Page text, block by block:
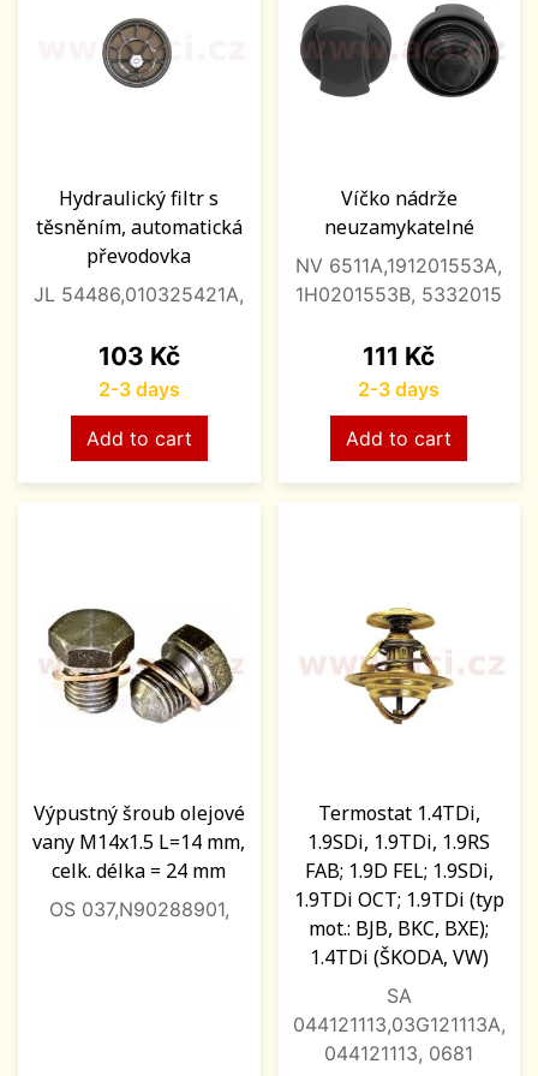
Hydraulický filtr s
těsněním, automatická
převodovka
JL 54486,010325421A,
Price
103 Kč
2-3 days
Add to cart
Víčko nádrže
neuzamykatelné
NV 6511A,191201553A,
1H0201553B, 5332015
Price
111 Kč
2-3 days
Add to cart
Výpustný šroub olejové
vany M14x1.5 L=14 mm,
celk. délka = 24 mm
OS 037,N90288901,
Termostat 1.4TDi,
1.9SDi, 1.9TDi, 1.9RS
FAB; 1.9D FEL; 1.9SDi,
1.9TDi OCT; 1.9TDi (typ
mot.: BJB, BKC, BXE);
1.4TDi (ŠKODA, VW)
SA
044121113,03G121113A,
044121113, 0681